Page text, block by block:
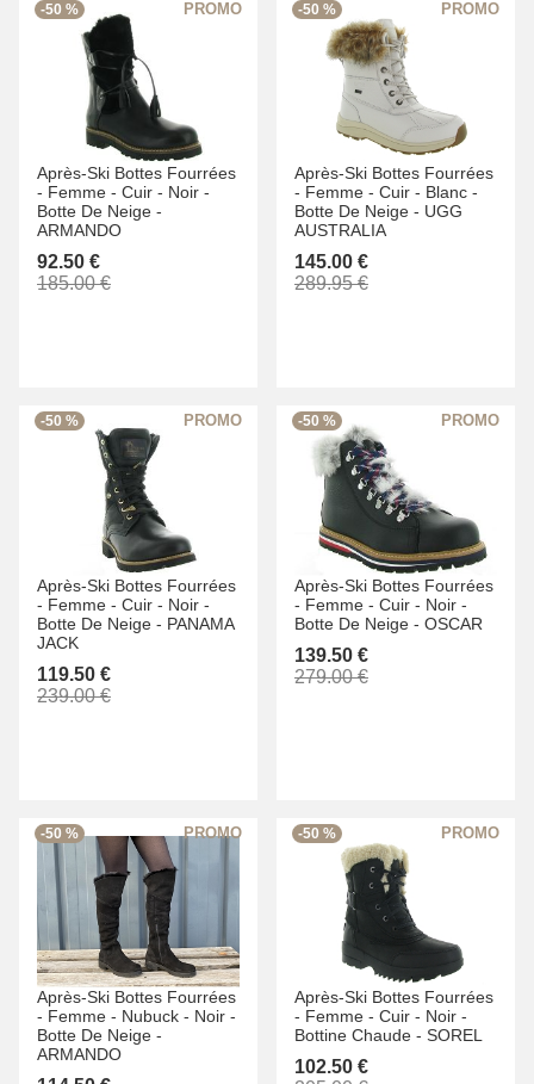
-50 %
Après-Ski Bottes Fourrées
- Femme - Cuir - Noir -
Botte De Neige -
ARMANDO
92.50 €
185.00 €
-50 %
Après-Ski Bottes Fourrées
- Femme - Cuir - Blanc -
Botte De Neige - UGG
AUSTRALIA
145.00 €
289.95 €
-50 %
Après-Ski Bottes Fourrées
- Femme - Cuir - Noir -
Botte De Neige - PANAMA
JACK
119.50 €
239.00 €
-50 %
Après-Ski Bottes Fourrées
- Femme - Cuir - Noir -
Botte De Neige - OSCAR
139.50 €
279.00 €
-50 %
Après-Ski Bottes Fourrées
- Femme - Nubuck - Noir -
Botte De Neige -
ARMANDO
-50 %
Après-Ski Bottes Fourrées
- Femme - Cuir - Noir -
Bottine Chaude - SOREL
102.50 €